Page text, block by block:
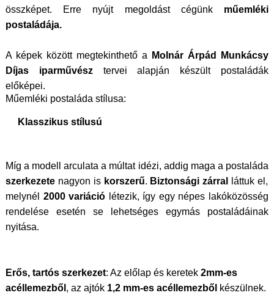
összképet. Erre nyújt megoldást cégünk műemléki
postaládája.
A képek között megtekinthető a
Molnár Árpád Munkácsy
Díjas iparművésztervei alapján készült postaládák
előképei.
Műemléki postaláda stílusa:
Klasszikus stílusú
Míg a modell arculata a múltat idézi, addig maga a postaláda
szerkezetenagyon is korszerű. Biztonsági zárral
láttuk el,
melynél 2000 variáció létezik, így egy népes lakóközösség
rendelése esetén se lehetséges egymás postaládáinak
nyitása.
Erős, tartós szerkezet: Az előlap és keretek 2mm-es
acéllemezből , az ajtók 1,2 mm-es acéllemezből készülnek.